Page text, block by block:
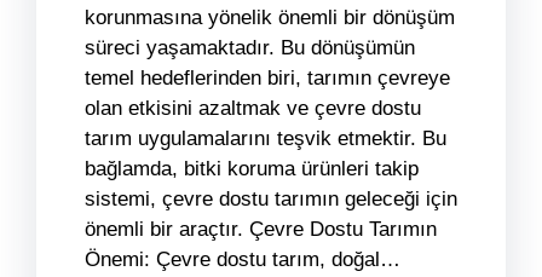
korunmasına yönelik önemli bir dönüşüm
süreci yaşamaktadır. Bu dönüşümün
temel hedeflerinden biri, tarımın çevreye
olan etkisini azaltmak ve çevre dostu
tarım uygulamalarını teşvik etmektir. Bu
bağlamda, bitki koruma ürünleri takip
sistemi, çevre dostu tarımın geleceği için
önemli bir araçtır. Çevre Dostu Tarımın
Önemi: Çevre dostu tarım, doğal…